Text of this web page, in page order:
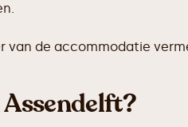
van de accommodatie